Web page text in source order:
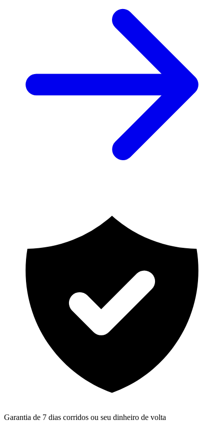
Garantia de 7 dias corridos ou seu dinheiro de volta